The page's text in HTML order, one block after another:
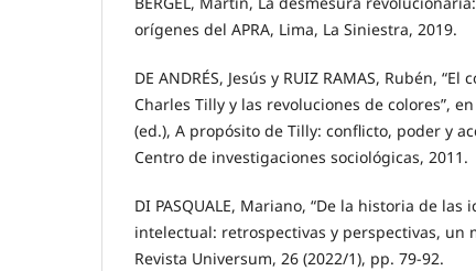
orígenes del APRA, Lima, La Siniestra, 2019.
DE ANDRÉS, Jesús y RUIZ RAMAS, Rubén,
Charles Tilly y las revoluciones de colores”,
(ed.), A propósito de Tilly: conflicto, poder y
Centro de investigaciones sociológicas, 2011.
DI PASQUALE, Mariano, “De la historia de
intelectual: retrospectivas y perspectivas, un
Revista Universum, 26 (2022/1), pp. 79-92.